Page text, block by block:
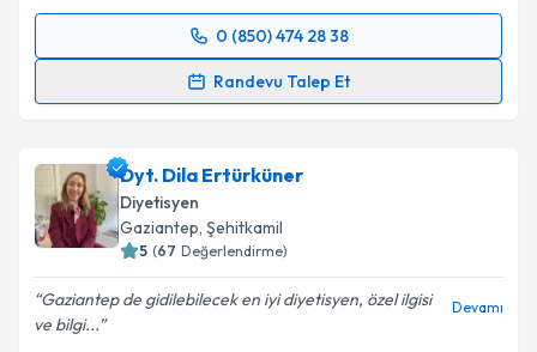
0 (850) 474 28 38
Randevu Talep Et
Randevu Takvimi Talebi
takvim hazırlandığında e-posta ile bilgilendireceğiz.
E-posta Adresiniz
Dyt. Dila Ertürküner
Diyetisyen
Gaziantep, Şehitkamil
5 (67 Değerlendirme)
Gaziantep de gidilebilecek en iyi diyetisyen, özel ilgisi
ve bilgi...
Devamı